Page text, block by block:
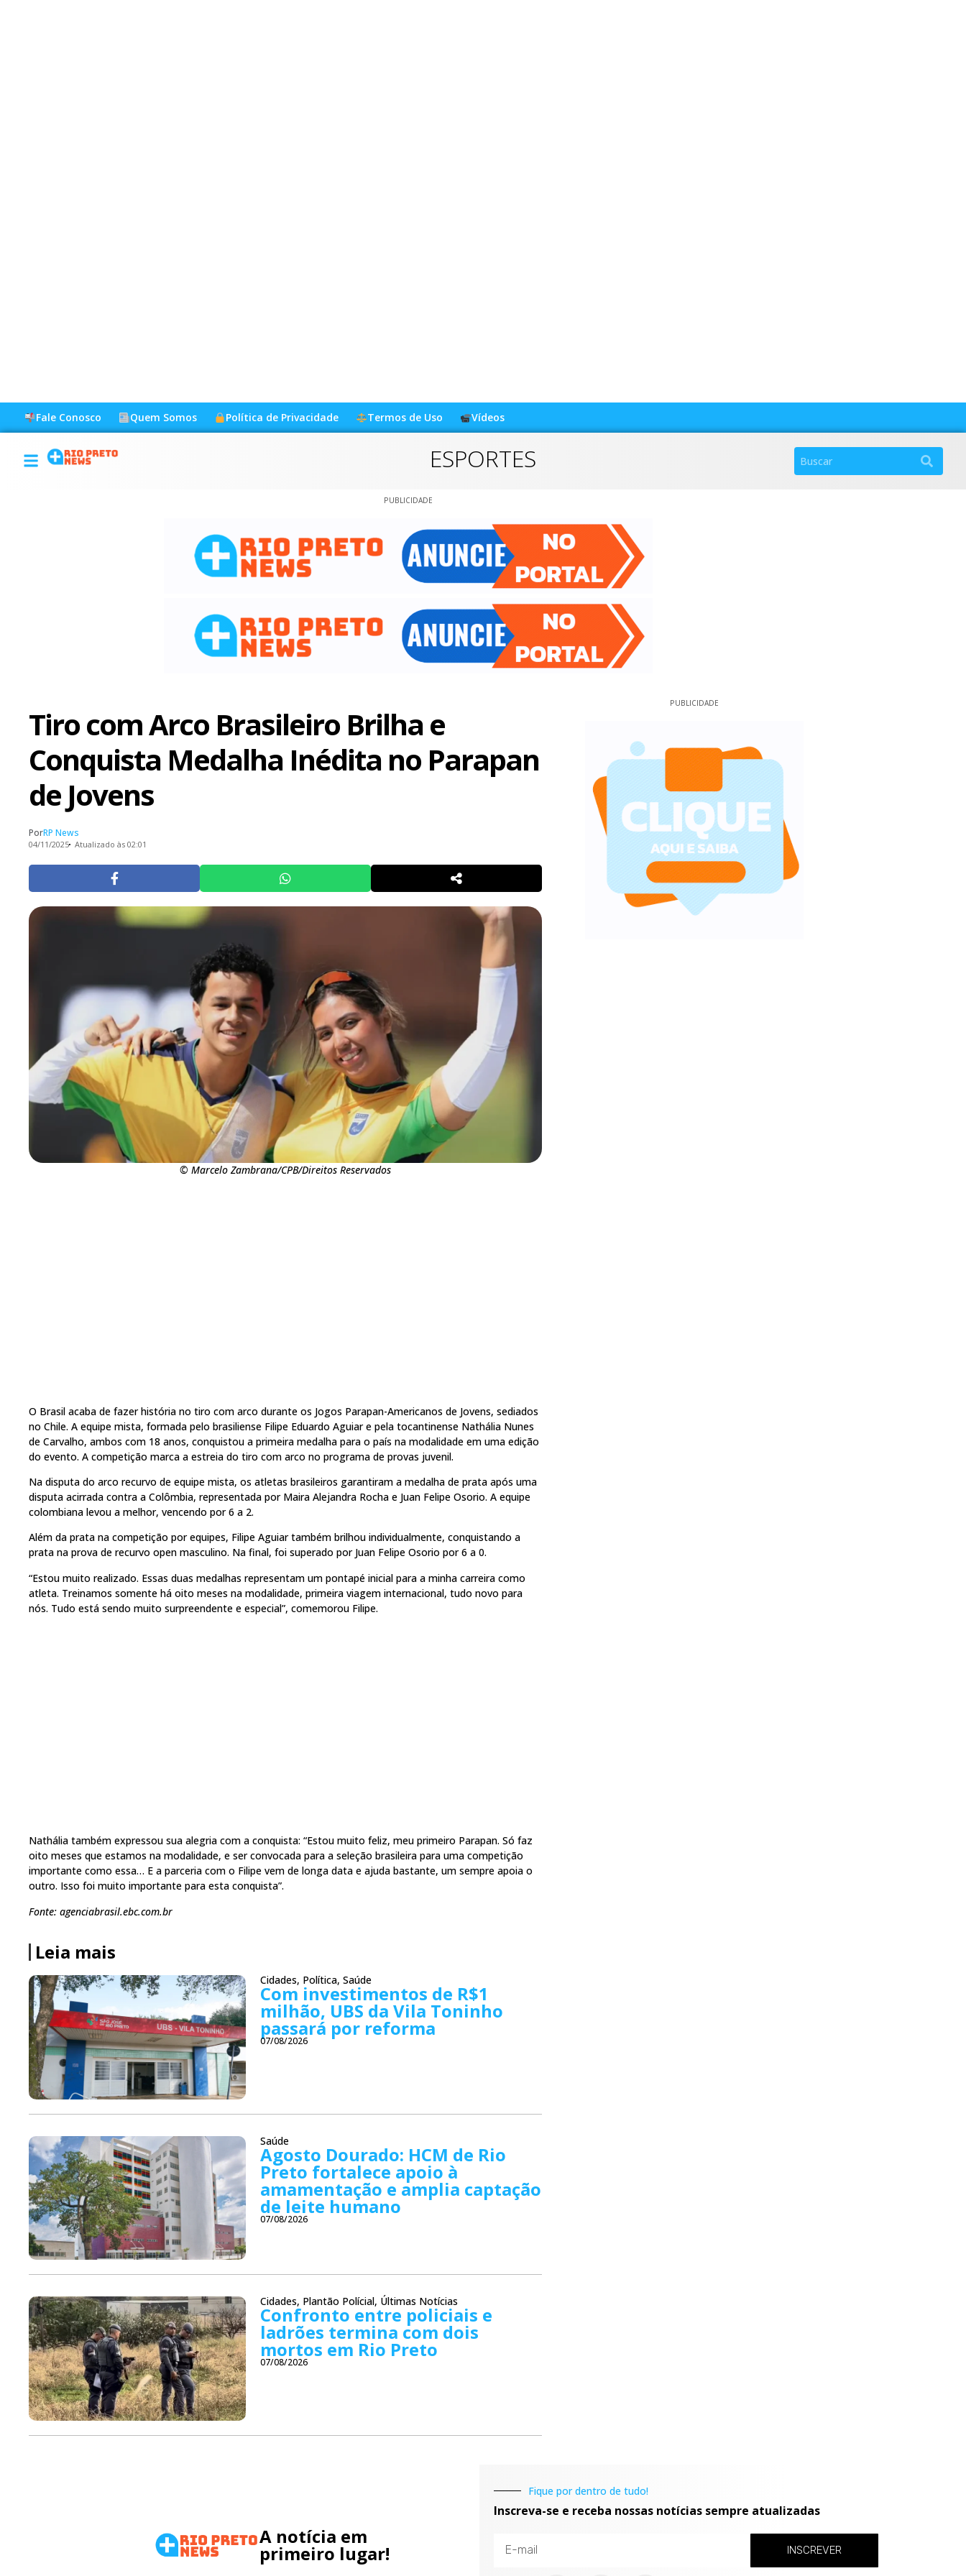
Fale Conosco Quem Somos Política de Privacidade Termos de Uso Vídeos
ESPORTES
PUBLICIDADE
Tiro com Arco Brasileiro Brilha e
Conquista Medalha Inédita no Parapan
de Jovens
PorRP News
04/11/2025 Atualizado às 02:01
© Marcelo Zambrana/CPB/Direitos Reservados
O Brasil acaba de fazer história no tiro com arco durante os Jogos Parapan-Americanos de Jovens, sediados
no Chile. A equipe mista, formada pelo brasiliense Filipe Eduardo Aguiar e pela tocantinense Nathália Nunes
de Carvalho, ambos com 18 anos, conquistou a primeira medalha para o país na modalidade em uma edição
do evento. A competição marca a estreia do tiro com arco no programa de provas juvenil.
Na disputa do arco recurvo de equipe mista, os atletas brasileiros garantiram a medalha de prata após uma
disputa acirrada contra a Colômbia, representada por Maira Alejandra Rocha e Juan Felipe Osorio. A equipe
colombiana levou a melhor, vencendo por 6 a 2.
Além da prata na competição por equipes, Filipe Aguiar também brilhou individualmente, conquistando a
prata na prova de recurvo open masculino. Na final, foi superado por Juan Felipe Osorio por 6 a 0.
“Estou muito realizado. Essas duas medalhas representam um pontapé inicial para a minha carreira como
atleta. Treinamos somente há oito meses na modalidade, primeira viagem internacional, tudo novo para
nós. Tudo está sendo muito surpreendente e especial”, comemorou Filipe.
Nathália também expressou sua alegria com a conquista: “Estou muito feliz, meu primeiro Parapan. Só faz
oito meses que estamos na modalidade, e ser convocada para a seleção brasileira para uma competição
importante como essa… E a parceria com o Filipe vem de longa data e ajuda bastante, um sempre apoia o
outro. Isso foi muito importante para esta conquista”.
Fonte: agenciabrasil.ebc.com.br
Leia mais
Cidades, Política, Saúde
Com investimentos de R$1
milhão, UBS da Vila Toninho
passará por reforma
07/08/2026
Saúde
Agosto Dourado: HCM de Rio
Preto fortalece apoio à
amamentação e amplia captação
de leite humano
07/08/2026
Cidades, Plantão Polícial, Últimas Notícias
Confronto entre policiais e
ladrões termina com dois
mortos em Rio Preto
07/08/2026
PUBLICIDADE
A notícia em
primeiro lugar!
Fique por dentro de tudo!
Inscreva-se e receba nossas notícias sempre atualizadas
INSCREVER